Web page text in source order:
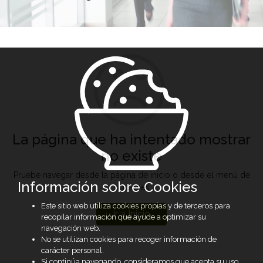
La página que ha intentado mostrar
no existe
Pruebe navegar desde la página de inicio o desde el menú de
opciones
Ir a Inicio
Información sobre Cookies
Este sitio web utiliza cookies propias y de terceros para
recopilar información que ayude a optimizar su
navegación web.
No se utilizan cookies para recoger información de
carácter personal.